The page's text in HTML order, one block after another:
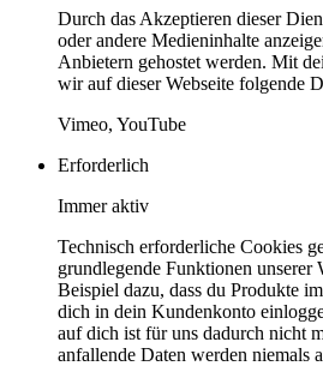
Durch das Akzeptieren dieser
oder andere Medieninhalte
Anbietern gehostet werden. Mit
wir auf dieser Webseite folgende
Vimeo, YouTube
Erforderlich
Immer aktiv
Technisch erforderliche Cookies
grundlegende Funktionen unserer
Beispiel dazu, dass du Produkte
dich in dein Kundenkonto
auf dich ist für uns dadurch nicht
anfallende Daten werden niemals